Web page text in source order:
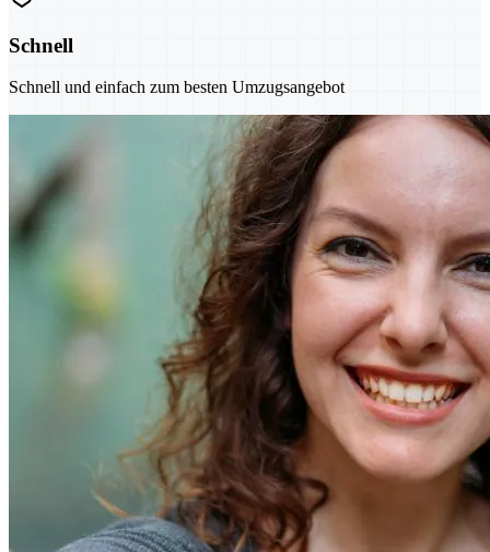
Schnell
Schnell und einfach zum besten Umzugsangebot